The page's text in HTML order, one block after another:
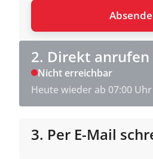
2. Direkt anrufen
Nicht erreichbar
Heute wieder ab 07:00
3. Per E-Mail